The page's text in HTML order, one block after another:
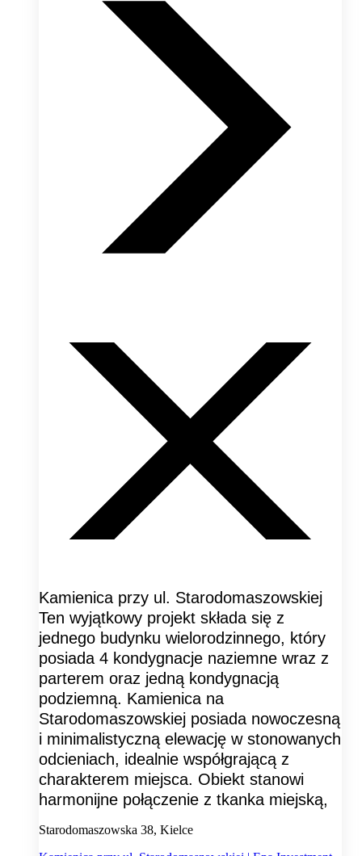
Kamienica przy ul. Starodomaszowskiej
Ten wyjątkowy projekt składa się z
jednego budynku wielorodzinnego, który
posiada 4 kondygnacje naziemne wraz z
parterem oraz jedną kondygnacją
podziemną. Kamienica na
Starodomaszowskiej posiada nowoczesną
i minimalistyczną elewację w stonowanych
odcieniach, idealnie współgrającą z
charakterem miejsca. Obiekt stanowi
harmonijne połączenie z tkanka miejską,
Starodomaszowska 38, Kielce